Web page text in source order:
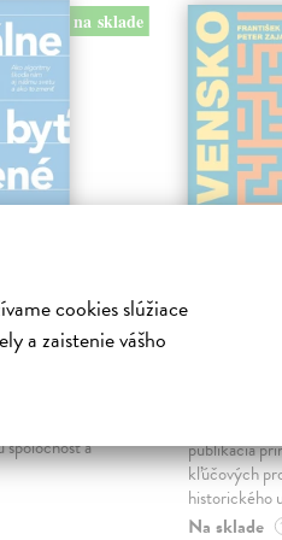
cookies slúžiace
a zaistenie vášho
na sklade
musia
spoločnosť a
sme.
publikácia
kľúčových
historického
Na sklade